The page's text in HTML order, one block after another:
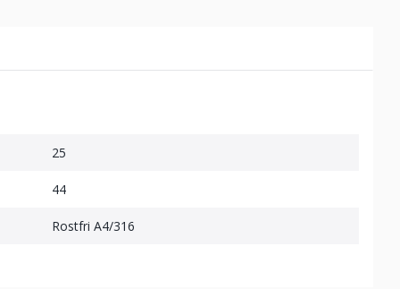
25
44
Rostfri A4/316